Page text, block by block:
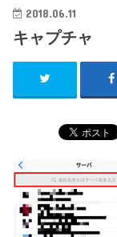
2018.06.11
キャプチャ